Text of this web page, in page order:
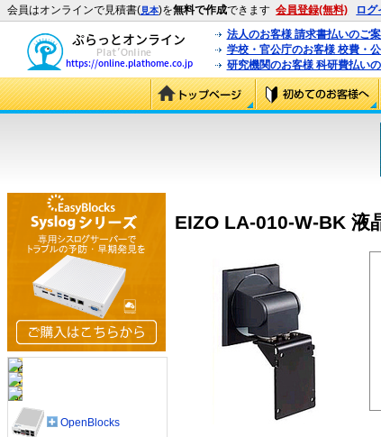
会員はオンラインで見積書(見本)を無料で作成できます 会員登録(無料) ログ
法人のお客様 請求書払いのご
学校・官公庁のお客様 校費・
研究機関のお客様 科研費払い
EIZO LA-010-W-BK 液
OpenBlocks